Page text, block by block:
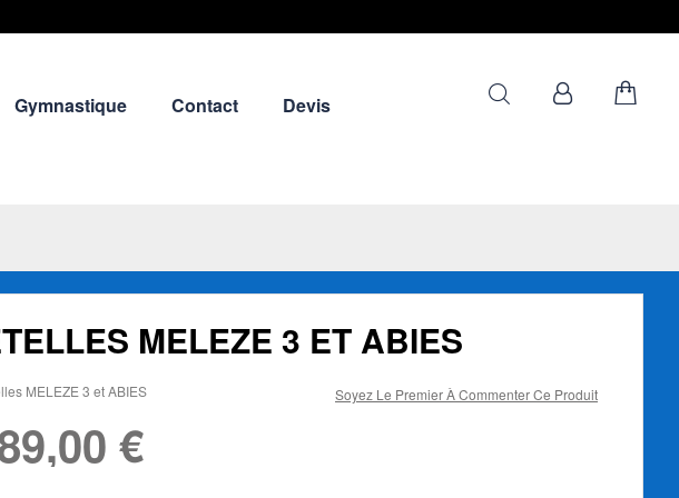
Gymnastique Contact Devis
MELEZE 3 ET ABIES
Soyez Le Premier À Commenter Ce Produit
MELEZE 3 et ABIES
€